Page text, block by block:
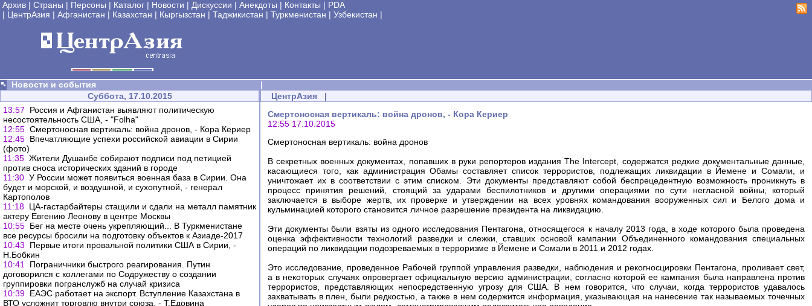
Архив | Страны | Персоны | Каталог | Новости | Дискуссии | Анекдоты | Контакты | PDA
| ЦентрАзия | Афганистан | Казахстан | Кыргызстан | Таджикистан | Туркменистан | Узбекистан |
Новости и события
|
Суббота, 17.10.2015
13:57
Россия и Афганистан выявляют политическую
несостоятельность США, - "Folha"
12:55 Смертоносная вертикаль: война дронов, - Кора Кериер
12:45 Впечатляющие успехи российской авиации в Сирии
(фото)
11:35 Жители Душанбе собирают подписи под петицией
против сноса исторических зданий в городе
11:30 У России может появиться военная база в Сирии. Она
будет и морской, и воздушной, и сухопутной, - генерал
Картополов
11:18 ЦА-гастарбайтеры стащили и сдали на металл памятник
актеру Евгению Леонову в центре Москвы
10:55 Бег на месте очень укрепляющий... В Туркменистане
все ресурсы бросили на подготовку объектов к Азиаде-2017
10:43
Первые итоги провальной политики США в Сирии, -
Н.Бобкин
10:41
Пограничники быстрого реагирования. Путин
договорился с коллегами по Содружеству о создании
группировки погранслужб на случай кризиса
10:39 ЕАЭС работает на экспорт. Вступление Казахстана в
ВТО усложнит торговлю внутри союза, - Т.Едовина
ЦентрАзия |
Смертоносная вертикаль: война дронов, - Кора Кериер
12:55 17.10.2015
Смертоносная вертикаль: война дронов
В секретных военных документах, попавших в руки репортеров издания The Intercept, содержатся редкие документальные данные,
касающиеся того, как администрация Обамы составляет список террористов, подлежащих ликвидации в Йемене и Сомали, и
уничтожает их в соответствии с этим списком. Эти документы представляют собой беспрецедентную возможность проникнуть в
процесс принятия решений, стоящий за ударами беспилотников и другими операциями по сути негласной войны, который
заключается в выборе жертв, их проверке и утверждении на всех уровнях командования вооруженных сил и Белого дома и
кульминацией которого становится личное разрешение президента на ликвидацию.
Эти документы были взяты из одного исследования Пентагона, относящегося к началу 2013 года, в ходе которого была проведена
оценка эффективности технологий разведки и слежки, ставших основой кампании Объединенного командования специальных
операций по ликвидации подозреваемых в терроризме в Йемене и Сомали в 2011 и 2012 годах.
Это исследование, проведенное Рабочей группой управления разведки, наблюдения и рекогносцировки Пентагона, проливает свет,
а в некоторых случаях опровергает официальную версию администрации, согласно которой ее кампания была направлена против
террористов, представляющих непосредственную угрозу для США. В нем говорится, что случаи, когда террористов удавалось
захватывать в плен, были редкостью, а также в нем содержится информация, указывающая на нанесение так называемых точечных